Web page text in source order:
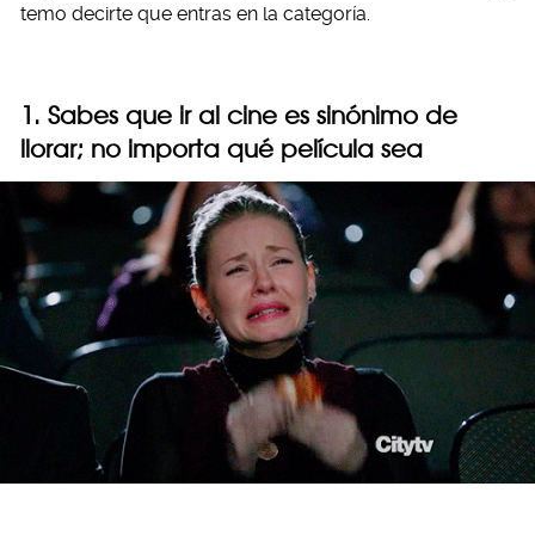
temo decirte que entras en la categoría.
1. Sabes que ir al cine es sinónimo de
llorar; no importa qué película sea